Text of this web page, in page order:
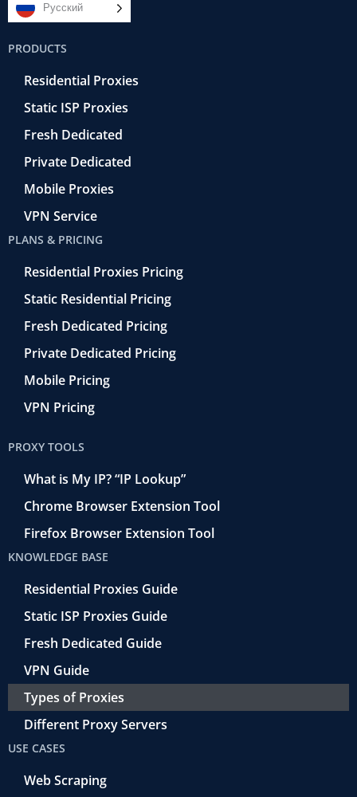
e
b
o
o
k
t
t
e
r
e
t
r
o
Русский
PRODUCTS
Residential Proxies
Static ISP Proxies
Fresh Dedicated
Private Dedicated
Mobile Proxies
VPN Service
PLANS & PRICING
Residential Proxies Pricing
Static Residential Pricing
Fresh Dedicated Pricing
Private Dedicated Pricing
Mobile Pricing
VPN Pricing
PROXY TOOLS
What is My IP? “IP Lookup”
Chrome Browser Extension Tool
Firefox Browser Extension Tool
KNOWLEDGE BASE
Residential Proxies Guide
Static ISP Proxies Guide
Fresh Dedicated Guide
VPN Guide
Types of Proxies
Different Proxy Servers
USE CASES
Web Scraping